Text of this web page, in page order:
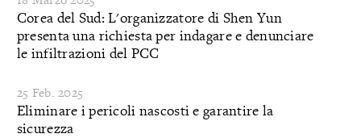
Corea del Sud: L'organizzatore di Shen Yun
presenta una richiesta per indagare e denunciare
le infiltrazioni del PCC
25 Feb. 2025
Eliminare i pericoli nascosti e garantire la
sicurezza